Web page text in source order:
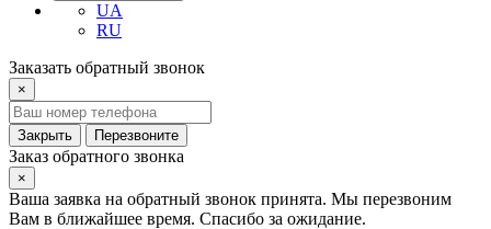
UA
RU
Заказать обратный звонок
×
Закрыть Перезвоните
Заказ обратного звонка
×
Ваша заявка на обратный звонок принята. Мы перезвоним
Вам в ближайшее время. Спасибо за ожидание.